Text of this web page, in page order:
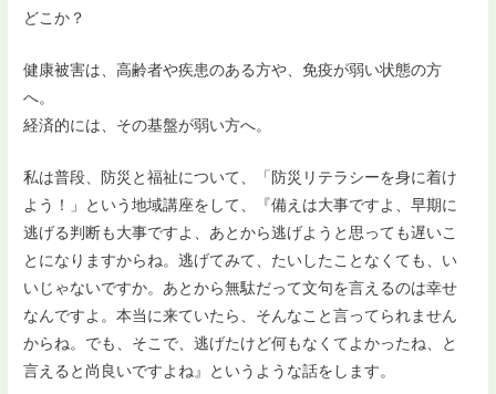
どこか？
健康被害は、高齢者や疾患のある方や、免疫が弱い状態の方
へ。
経済的には、その基盤が弱い方へ。
私は普段、防災と福祉について、「防災リテラシーを身に着け
よう！」という地域講座をして、『備えは大事ですよ、早期に
逃げる判断も大事ですよ、あとから逃げようと思っても遅いこ
とになりますからね。逃げてみて、たいしたことなくても、い
いじゃないですか。あとから無駄だって文句を言えるのは幸せ
なんですよ。本当に来ていたら、そんなこと言ってられません
からね。でも、そこで、逃げたけど何もなくてよかったね、と
言えると尚良いですよね』というような話をします。